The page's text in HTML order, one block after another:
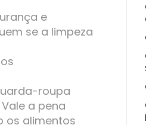
e
se a limpeza
roupa
a pena
os alimentos